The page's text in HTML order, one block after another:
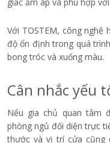
đồng thời khả năng
sắc và cách bố trí tổng thể.
Phòng ngủ cần sự yên
giác dễ chịu khi nghỉ
kín khít, kính phù hợp
tiếng ồn, gió và sự trao